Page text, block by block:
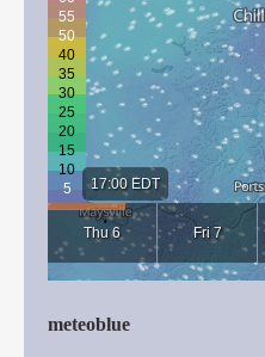
meteoblue